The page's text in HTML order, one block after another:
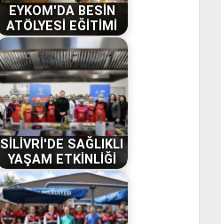
EYKOM'DA BESİN
ATÖLYESİ EĞİTİMİ
SİLİVRİ'DE SAĞLIKLI
YAŞAM ETKİNLİĞİ